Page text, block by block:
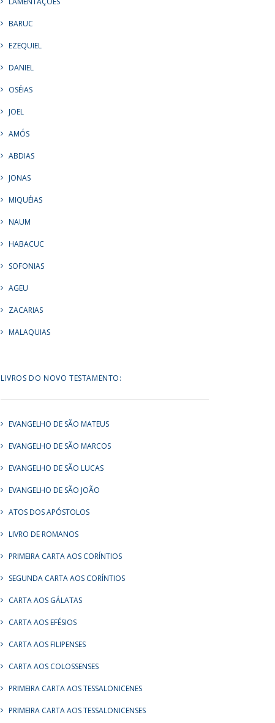
BARUC
EZEQUIEL
DANIEL
OSÉIAS
JOEL
AMÓS
ABDIAS
JONAS
MIQUÉIAS
NAUM
HABACUC
SOFONIAS
AGEU
ZACARIAS
MALAQUIAS
LIVROS DO NOVO TESTAMENTO:
EVANGELHO DE SÃO MATEUS
EVANGELHO DE SÃO MARCOS
EVANGELHO DE SÃO LUCAS
EVANGELHO DE SÃO JOÃO
ATOS DOS APÓSTOLOS
LIVRO DE ROMANOS
PRIMEIRA CARTA AOS CORÍNTIOS
SEGUNDA CARTA AOS CORÍNTIOS
CARTA AOS GÁLATAS
CARTA AOS EFÉSIOS
CARTA AOS FILIPENSES
CARTA AOS COLOSSENSES
PRIMEIRA CARTA AOS TESSALONICENES
PRIMEIRA CARTA AOS TESSALONICENSES